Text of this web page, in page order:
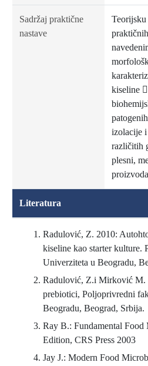
Sadržaj praktične
nastave
Teorijsku
kiseline
izolacije
različitih
plesni,
proizvoda
Literatura
Radulović, Z. 2010:
kiseline kao starter kulture.
Univerziteta u Beogradu,
Radulović, Z.i Mirković M.
prebiotici, Poljoprivredni
Beogradu, Beograd, Srbija.
Ray B.: Fundamental
Edition, CRS Press 2003
Jay J.: Modern Food